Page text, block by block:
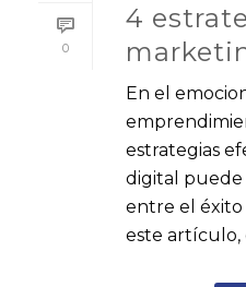
0
4
En el
estrategias
digital puede
entre el éxito
este artículo,